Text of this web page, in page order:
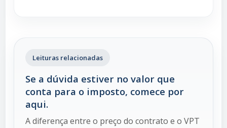
Leituras relacionadas
Se a dúvida estiver no valor que
conta para o imposto, comece por
aqui.
A diferença entre o preço do contrato e o VPT